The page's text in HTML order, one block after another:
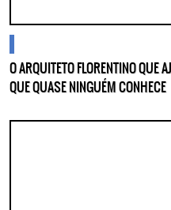
O ARQUITETO FLORENTINO QUE
QUE QUASE NINGUÉM CONHECE